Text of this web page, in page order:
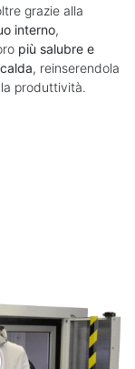
grazie alla
interno,
più salubre e
, reinserendola
produttività.